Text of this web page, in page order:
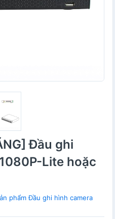
Đầu ghi
Lite hoặc
phẩm Đầu ghi hình camera